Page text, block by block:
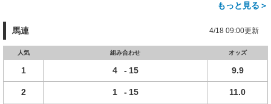
もっと見る＞
馬連 4/18 09:00更新
人気 組み合わせ オッズ
1 4 - 15 9.9
2 1 - 15 11.0